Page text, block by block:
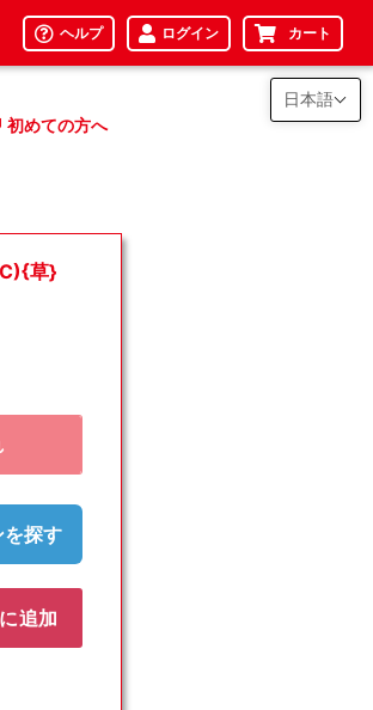
ヘルプ ログイン カート
初めての方へ
草}
を探す
追加
日本語